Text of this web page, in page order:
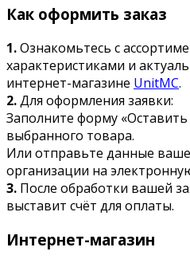
Как оформить заказ
1.Ознакомьтесь с
характеристиками и
интернет-магазине UnitMC.
2.Для оформления заявки:
Заполните форму «Оставить
выбранного товара.
Или отправьте данные
организации на
3. После обработки вашей
выставит счёт для оплаты.
Интернет-магазин